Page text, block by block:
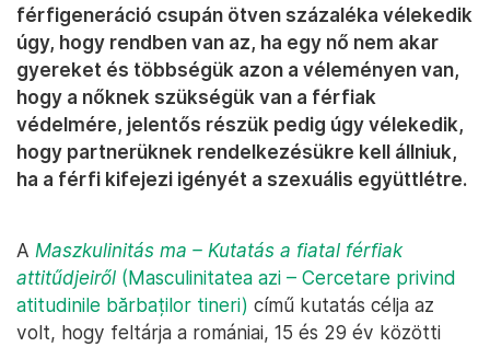
férfigeneráció csupán ötven százaléka vélekedik
úgy, hogy rendben van az, ha egy nő nem akar
gyereket és többségük azon a véleményen van,
hogy a nőknek szükségük van a férfiak
védelmére, jelentős részük pedig úgy vélekedik,
hogy partnerüknek rendelkezésükre kell állniuk,
ha a férfi kifejezi igényét a szexuális együttlétre.
A Maszkulinitás ma – Kutatás a fiatal férfiak
attitűdjeiről (Masculinitatea azi – Cercetare privind
atitudinile bărbaților tineri) című kutatás célja az
volt, hogy feltárja a romániai, 15 és 29 év közötti